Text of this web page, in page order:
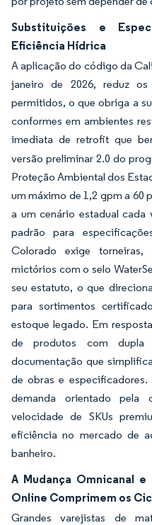
Substituições e
Eficiência Hídrica
A aplicação do código da
janeiro de 2026, reduz
permitidos, o que obriga a
conformes em ambientes
imediata de retrofit que
versão preliminar 2.0 do
Proteção Ambiental dos
um máximo de 1,2 gpm a 60
a um cenário estadual
padrão para
Colorado exige torneiras,
mictórios com o selo
seu estatuto, o que
para sortimentos
estoque legado. Em
de produtos com dupla
documentação que
de obras e
demanda orientado pela
velocidade de SKUs
eficiência no mercado de
banheiro.
A Mudança Omnicanal
Online Comprimem os
Grandes varejistas de